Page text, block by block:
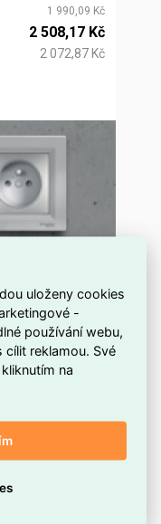
1 990,09 Kč
2 508,17 Kč
2 072,87 Kč
uloženy cookies
-
používání webu,
reklamou. Své
na